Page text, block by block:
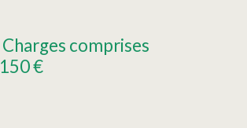
Charges comprises
150€